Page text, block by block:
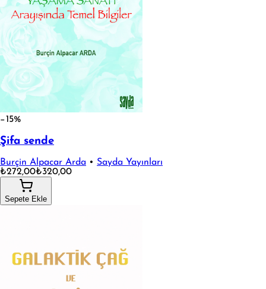
−15%
Şifa sende
Burçin Alpacar Arda • Sayda Yayınları
₺272,00₺320,00
Sepete Ekle